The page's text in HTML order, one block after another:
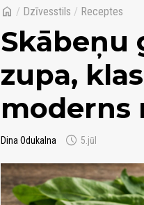
home / Dzīvesstils / Receptes
Skābeņu
zupa,
moderns
Dina Odukalna schedule 5.jūl